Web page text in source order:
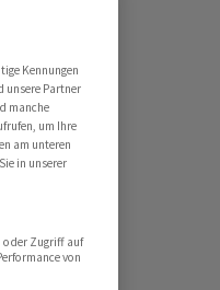
Kennungen
unsere Partner
manche
um Ihre
am unteren
in unserer
oder Zugriff auf
von